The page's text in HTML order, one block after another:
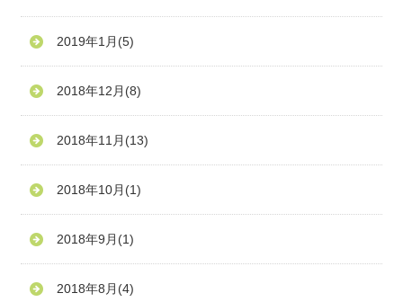
2019年1月 (5)
2018年12月 (8)
2018年11月 (13)
2018年10月 (1)
2018年9月 (1)
2018年8月 (4)